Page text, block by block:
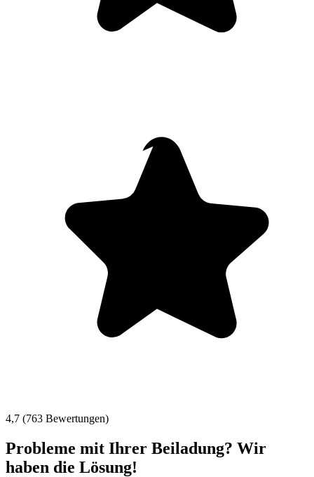
4,7 (763 Bewertungen)
Probleme mit Ihrer Beiladung? Wir
haben die Lösung!